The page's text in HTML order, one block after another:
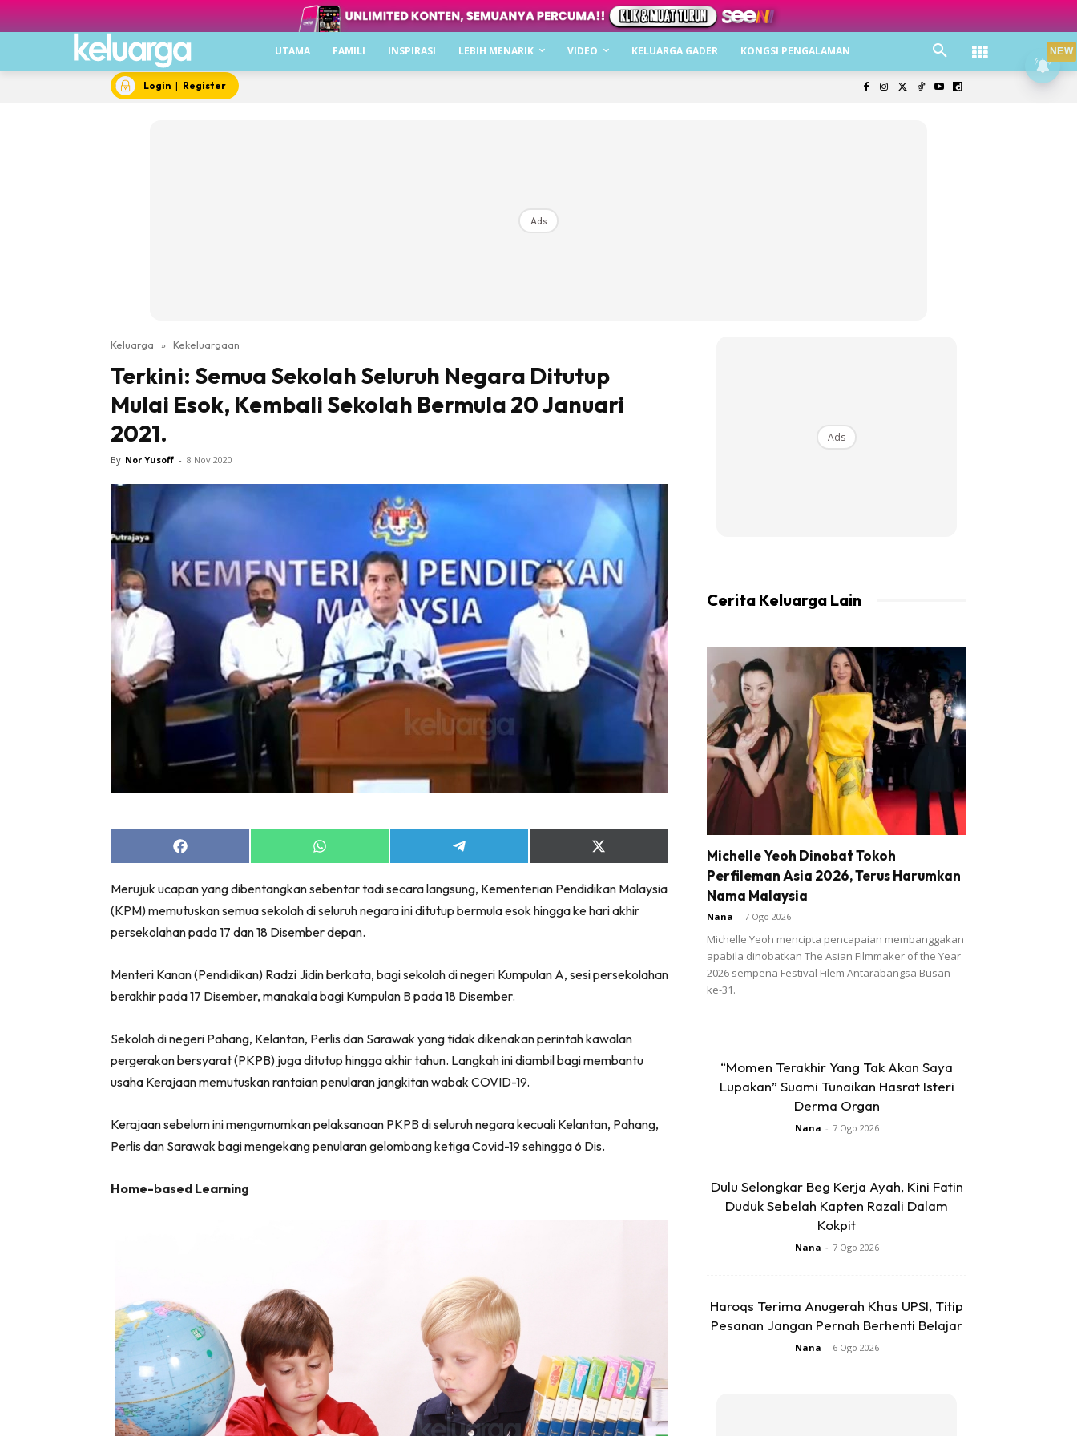
UTAMA FAMILI INSPIRASI LEBIH MENARIK VIDEO KELUARGA GADER KONGSI PENGALAMAN
Login | Register
Ads
Keluarga » Kekeluargaan
Terkini: Semua Sekolah Seluruh Negara Ditutup
Mulai Esok, Kembali Sekolah Bermula 20 Januari
2021.
By Nor Yusoff - 8 Nov 2020
Share
on
Share
on
Share
on
Share
on
(Twitter)
Merujuk ucapan yang dibentangkan sebentar tadi secara langsung, Kementerian Pendidikan Malaysia
(KPM) memutuskan semua sekolah di seluruh negara ini ditutup bermula esok hingga ke hari akhir
persekolahan pada 17 dan 18 Disember depan.
Menteri Kanan (Pendidikan) Radzi Jidin berkata, bagi sekolah di negeri Kumpulan A, sesi persekolahan
berakhir pada 17 Disember, manakala bagi Kumpulan B pada 18 Disember.
Sekolah di negeri Pahang, Kelantan, Perlis dan Sarawak yang tidak dikenakan perintah kawalan
pergerakan bersyarat (PKPB) juga ditutup hingga akhir tahun. Langkah ini diambil bagi membantu
usaha Kerajaan memutuskan rantaian penularan jangkitan wabak COVID-19.
Kerajaan sebelum ini mengumumkan pelaksanaan PKPB di seluruh negara kecuali Kelantan, Pahang,
Perlis dan Sarawak bagi mengekang penularan gelombang ketiga Covid-19 sehingga 6 Dis.
Home-based Learning
Ads
Cerita Keluarga Lain
Michelle Yeoh Dinobat Tokoh
Perfileman Asia 2026, Terus Harumkan
Nama Malaysia
Nana - 7 Ogo 2026
Michelle Yeoh mencipta pencapaian membanggakan
apabila dinobatkan The Asian Filmmaker of the Year
2026 sempena Festival Filem Antarabangsa Busan
ke-31.
“Momen Terakhir Yang Tak Akan Saya
Lupakan” Suami Tunaikan Hasrat Isteri
Derma Organ
Nana - 7 Ogo 2026
Dulu Selongkar Beg Kerja Ayah, Kini Fatin
Duduk Sebelah Kapten Razali Dalam
Kokpit
Nana - 7 Ogo 2026
Haroqs Terima Anugerah Khas UPSI, Titip
Pesanan Jangan Pernah Berhenti Belajar
Nana - 6 Ogo 2026
NEW